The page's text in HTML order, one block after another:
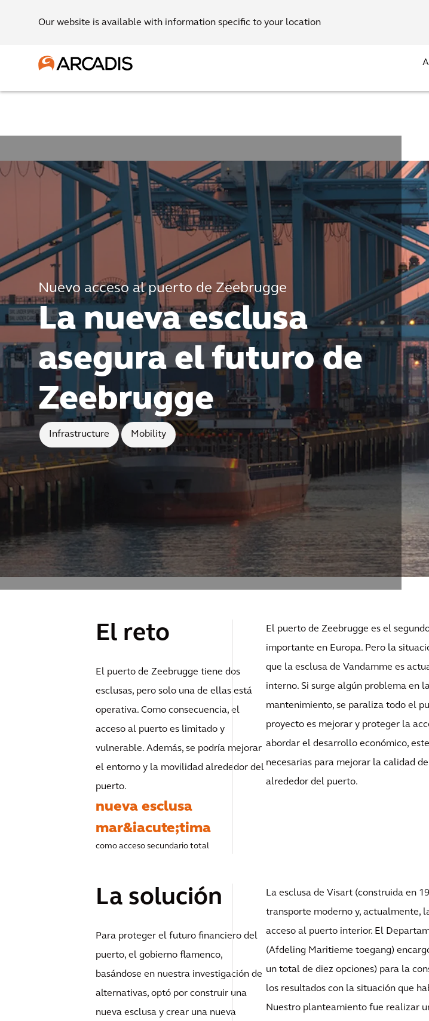
Our website is available with information specific to your location
Nuevo acceso al puerto de Zeebrugge
La nueva esclusa
asegura el futuro de
Zeebrugge
Infrastructure Mobility
El reto
El puerto de Zeebrugge tiene dos
esclusas, pero solo una de ellas está
operativa. Como consecuencia, el
acceso al puerto es limitado y
vulnerable. Además, se podría mejorar
el entorno y la movilidad alrededor del
puerto.
nueva esclusa
mar&iacute;tima
como acceso secundario total
El puerto de Zeebrugge es el
importante en Europa. Pero la
que la esclusa de Vandamme es
interno. Si surge algún problema en
mantenimiento, se paraliza todo el
proyecto es mejorar y proteger la
abordar el desarrollo económico,
necesarias para mejorar la calidad
alrededor del puerto.
La solución
Para proteger el futuro financiero del
puerto, el gobierno flamenco,
basándose en nuestra investigación de
alternativas, optó por construir una
nueva esclusa y crear una nueva
La esclusa de Visart (construida en
transporte moderno y, actualmente,
acceso al puerto interior. El
(Afdeling Maritieme toegang)
un total de diez opciones) para la
los resultados con la situación que
Nuestro planteamiento fue realizar